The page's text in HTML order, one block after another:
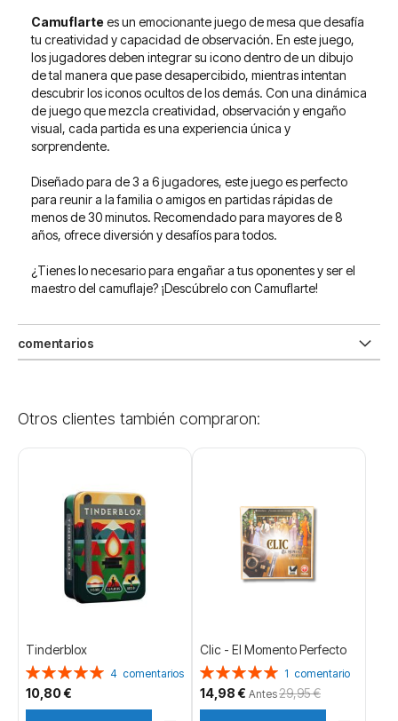
Camuflarte es un emocionante juego de mesa que desafía
tu creatividad y capacidad de observación. En este juego,
los jugadores deben integrar su icono dentro de un dibujo
de tal manera que pase desapercibido, mientras intentan
descubrir los iconos ocultos de los demás. Con una dinámica
de juego que mezcla creatividad, observación y engaño
visual, cada partida es una experiencia única y
sorprendente.
Diseñado para de 3 a 6 jugadores, este juego es perfecto
para reunir a la familia o amigos en partidas rápidas de
menos de 30 minutos. Recomendado para mayores de 8
años, ofrece diversión y desafíos para todos.
¿Tienes lo necesario para engañar a tus oponentes y ser el
maestro del camuflaje? ¡Descúbrelo con Camuflarte!
comentarios
Otros clientes también compraron:
Tinderblox
Valoración:
100%
4 comentarios
10,80 €
Clic - El Momento Perfecto
Valoración:
100%
1 comentario
Precio
especial
14,98 € Antes29,95 €